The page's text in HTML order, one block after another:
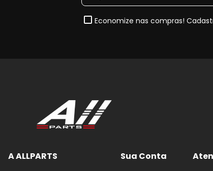
Economize nas compras!
A ALLPARTS
Sua Conta